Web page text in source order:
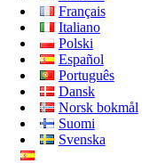
Français
Italiano
Polski
Español
Português
Dansk
Norsk bokmål
Suomi
Svenska